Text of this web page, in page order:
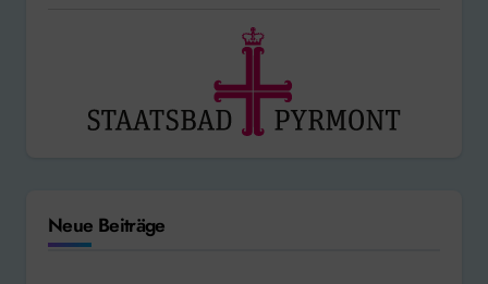
Neue Beiträge